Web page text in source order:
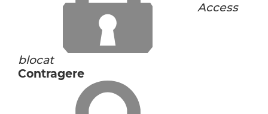
Access
blocat
Contragere